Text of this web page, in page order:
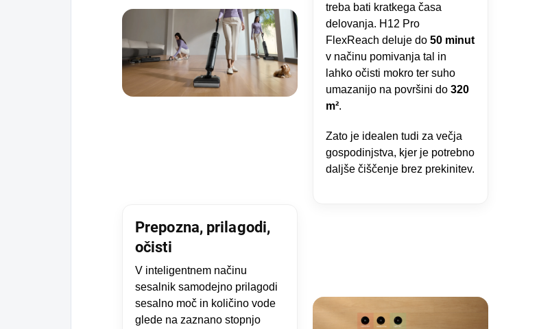
treba bati kratkega časa
delovanja. H12 Pro
FlexReach deluje do 50 minut
v načinu pomivanja tal in
lahko očisti mokro ter suho
umazanijo na površini do 320
m².
Zato je idealen tudi za večja
gospodinjstva, kjer je potrebno
daljše čiščenje brez prekinitev.
Prepozna, prilagodi,
očisti
V inteligentnem načinu
sesalnik samodejno prilagodi
sesalno moč in količino vode
glede na zaznano stopnjo